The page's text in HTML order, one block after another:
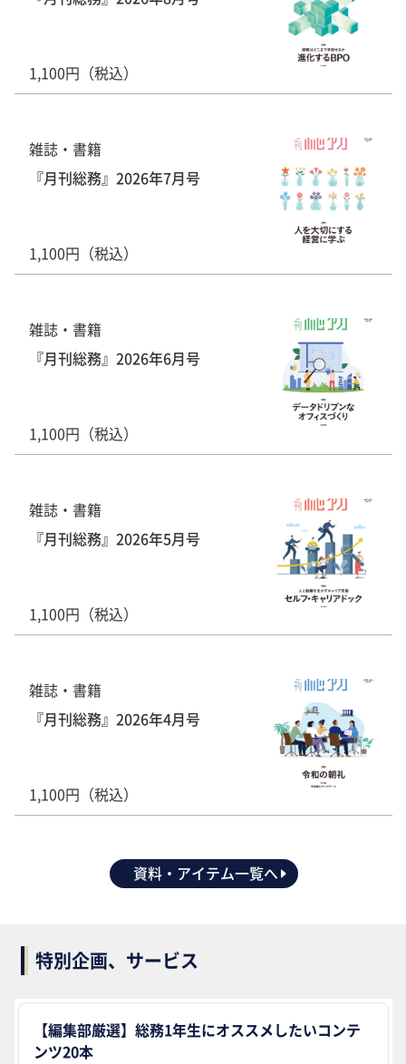
1,100円（税込）
雑誌・書籍
『月刊総務』2026年7月号
1,100円（税込）
雑誌・書籍
『月刊総務』2026年6月号
1,100円（税込）
雑誌・書籍
『月刊総務』2026年5月号
1,100円（税込）
雑誌・書籍
『月刊総務』2026年4月号
1,100円（税込）
資料・アイテム一覧へ
特別企画、サービス
【編集部厳選】総務1年生にオススメしたいコンテ
ンツ20本